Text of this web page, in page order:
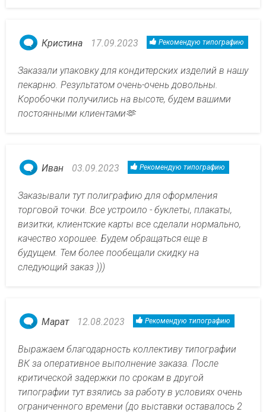
Кристина 17.09.2023 Рекомендую типографию
Заказали упаковку для кондитерских изделий в нашу
пекарню. Результатом очень-очень довольны.
Коробочки получились на высоте, будем вашими
постоянными клиентами🫶
Иван 03.09.2023 Рекомендую типографию
Заказывали тут полиграфию для оформления
торговой точки. Все устроило - буклеты, плакаты,
визитки, клиентские карты все сделали нормально,
качество хорошее. Будем обращаться еще в
будущем. Тем более пообещали скидку на
следующий заказ )))
Марат 12.08.2023 Рекомендую типографию
Выражаем благодарность коллективу типографии
ВК за оперативное выполнение заказа. После
критической задержки по срокам в другой
типографии тут взялись за работу в условиях очень
ограниченного времени (до выставки оставалось 2